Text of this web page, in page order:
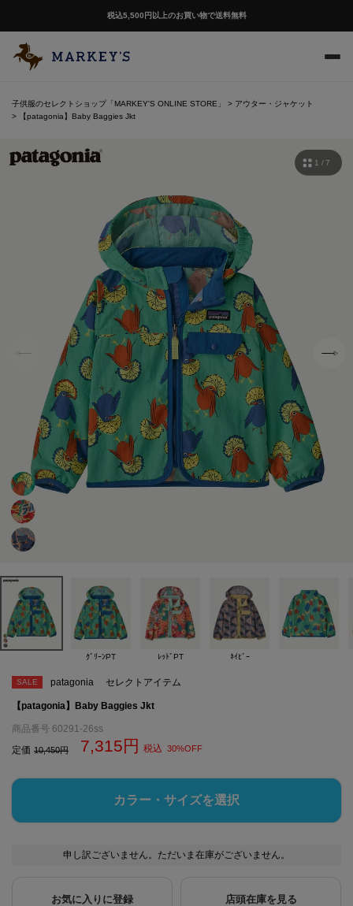
税込5,500円以上のお買い物で送料無料
子供服のセレクトショップ「MARKEY'S ONLINE STORE」
アウター・ジャケット
【patagonia】Baby Baggies Jkt
ｸﾞﾘｰﾝPT ﾚｯﾄﾞPT ﾈｲﾋﾞｰ
1 / 7
SALE patagonia セレクトアイテム
【patagonia】Baby Baggies Jkt
商品番号 60291-26ss
定価 10,450 7,315 税込 30%OFF
カラー・サイズを選択
申し訳ございません。ただいま在庫がございません。
お気に入りに登録 店頭在庫を見る